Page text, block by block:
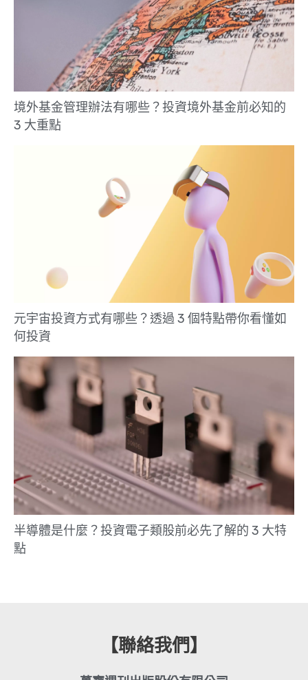
境外基金管理辦法有哪些？投資境外基金前必知的
3 大重點
元宇宙投資方式有哪些？透過 3 個特點帶你看懂如
何投資
半導體是什麼？投資電子類股前必先了解的 3 大特
點
【聯絡我們】